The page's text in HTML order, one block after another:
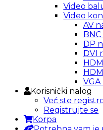
Video
Video
AV
BNC
DP
DVI
VGA
Korisnički nalog
Već ste
Registrujte se
Korpa